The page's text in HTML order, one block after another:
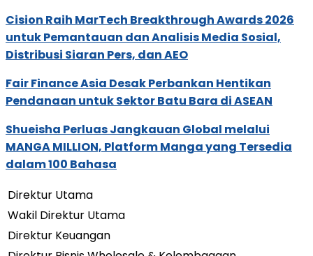
Cision Raih MarTech Breakthrough Awards 2026
untuk Pemantauan dan Analisis Media Sosial,
Distribusi Siaran Pers, dan AEO
Fair Finance Asia Desak Perbankan Hentikan
Pendanaan untuk Sektor Batu Bara di ASEAN
Shueisha Perluas Jangkauan Global melalui
MANGA MILLION, Platform Manga yang Tersedia
dalam 100 Bahasa
Direktur Utama
Wakil Direktur Utama
Direktur Keuangan